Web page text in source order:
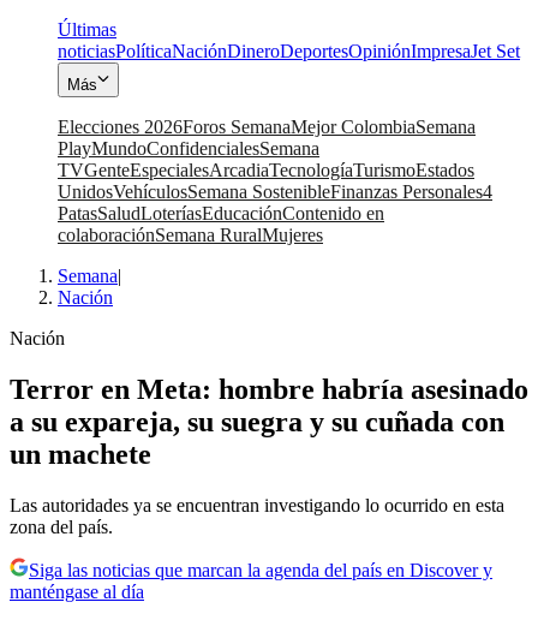
Últimas
noticiasPolíticaNaciónDineroDeportesOpiniónImpresaJet Set
Más
Elecciones 2026Foros SemanaMejor ColombiaSemana
PlayMundoConfidencialesSemana
TVGenteEspecialesArcadiaTecnologíaTurismoEstados
UnidosVehículosSemana SostenibleFinanzas Personales4
PatasSaludLoteríasEducaciónContenido en
colaboraciónSemana RuralMujeres
Semana|
Nación
Nación
Terror en Meta: hombre habría asesinado
a su expareja, su suegra y su cuñada con
un machete
Las autoridades ya se encuentran investigando lo ocurrido en esta
zona del país.
Siga las noticias que marcan la agenda del país en Discover y
manténgase al día